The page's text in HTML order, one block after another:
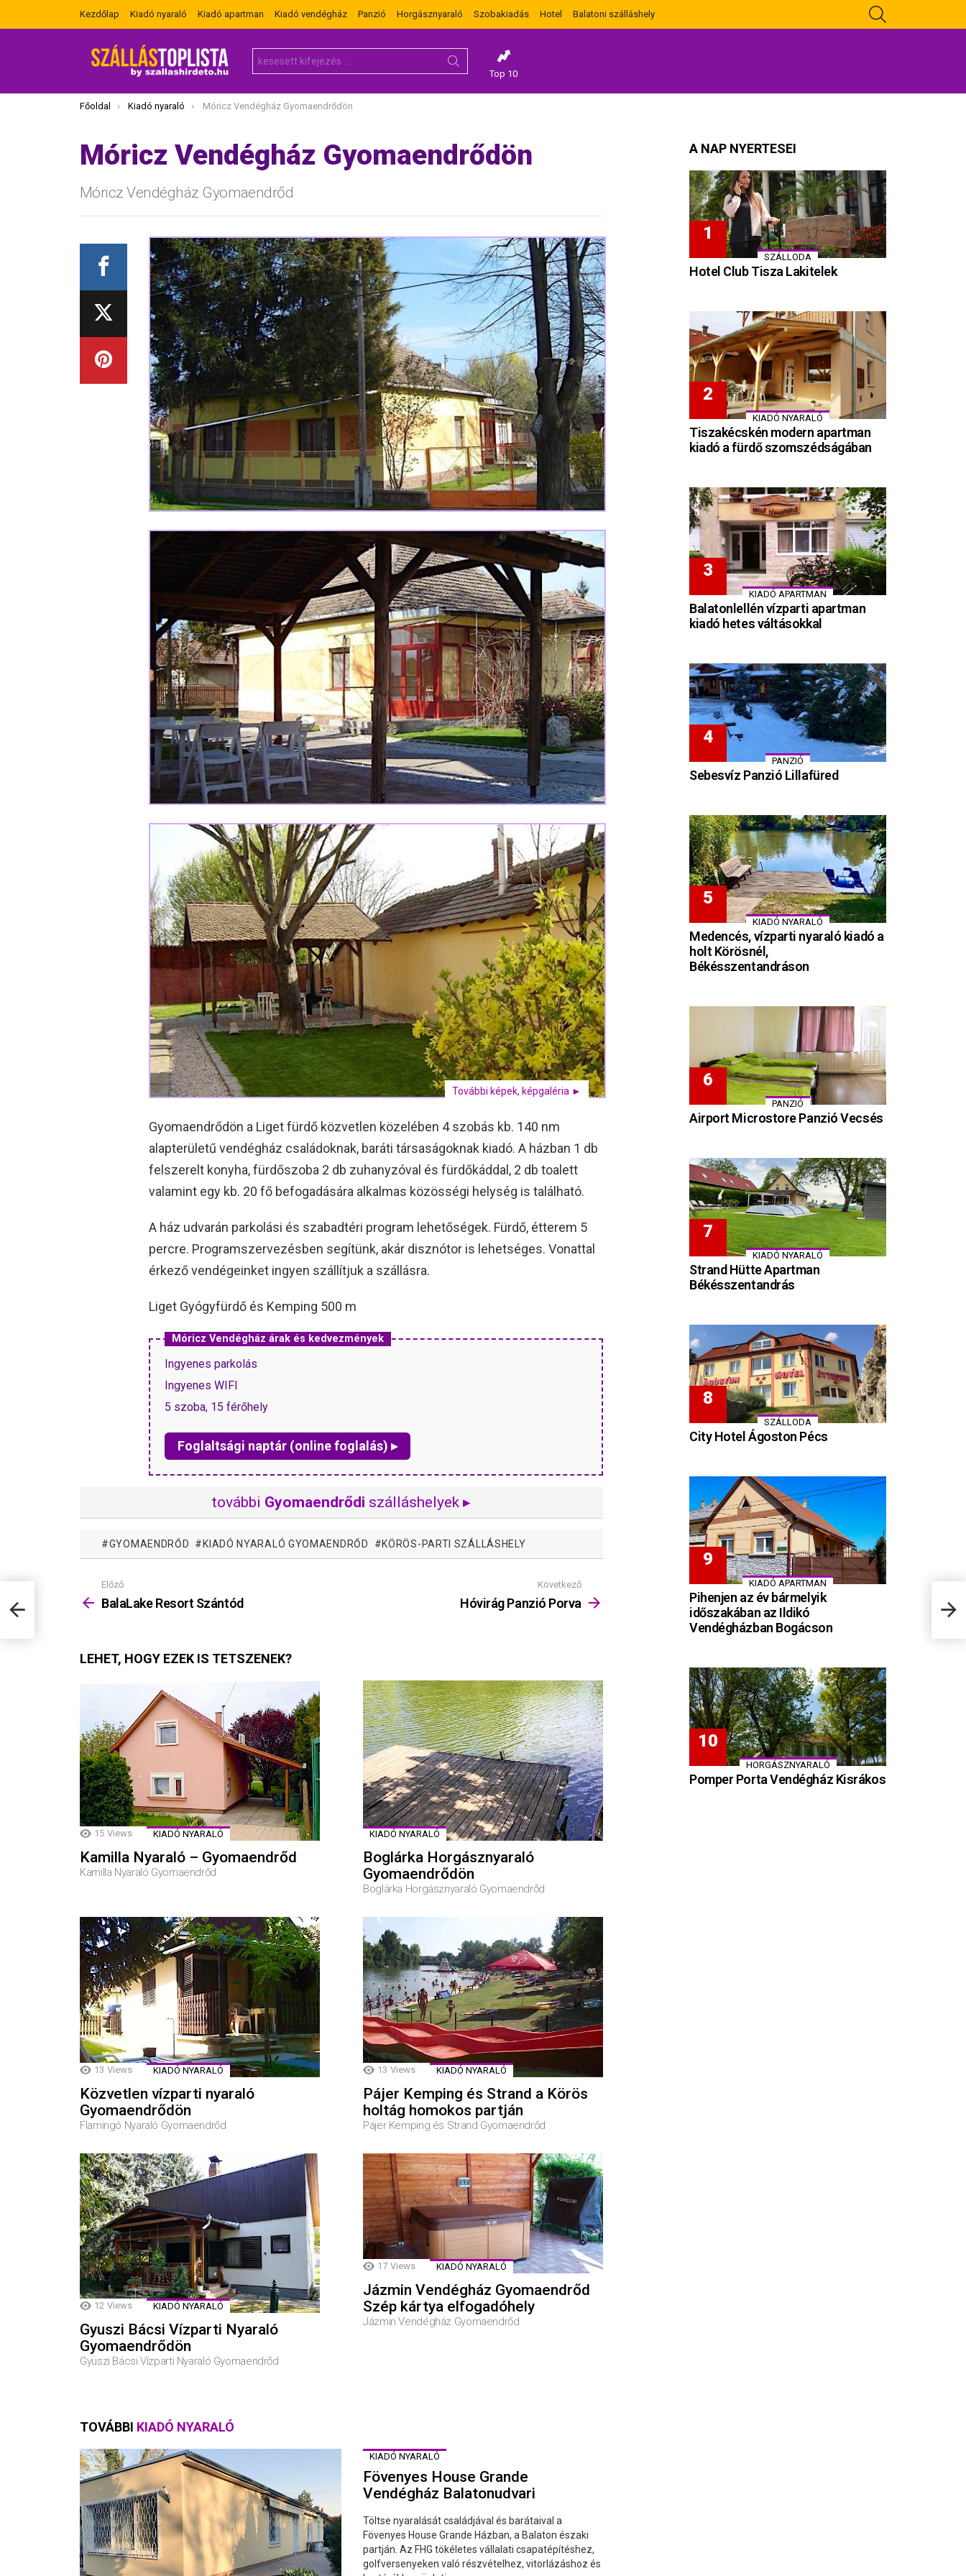
Kezdőlap Kiadó nyaraló Kiadó apartman Kiadó vendégház Panzió Horgásznyaraló Szobakiadás Hotel Balatoni szálláshely
for:
Top 10
Itt vagy most:
Főoldal Kiadó nyaraló Móricz Vendégház Gyomaendrődön
Móricz Vendégház Gyomaendrődön
Móricz Vendégház Gyomaendrőd
További képek, képgaléria ►
Gyomaendrődön a Liget fürdő közvetlen közelében 4 szobás kb. 140 nm
alapterületű vendégház családoknak, baráti társaságoknak kiadó. A házban 1 db
felszerelt konyha, fürdőszoba 2 db zuhanyzóval és fürdőkáddal, 2 db toalett
valamint egy kb. 20 fő befogadására alkalmas közösségi helység is található.
A ház udvarán parkolási és szabadtéri program lehetőségek. Fürdő, étterem 5
percre. Programszervezésben segítünk, akár disznótor is lehetséges. Vonattal
érkező vendégeinket ingyen szállítjuk a szállásra.
Liget Gyógyfürdő és Kemping 500 m
Móricz Vendégház árak és kedvezmények
Ingyenes parkolás
Ingyenes WIFI
5 szoba, 15 férőhely
Foglaltsági naptár (online foglalás) ▸
további Gyomaendrődi szálláshelyek ▸
GYOMAENDRŐD KIADÓ NYARALÓ GYOMAENDRŐD KÖRÖS-PARTI SZÁLLÁSHELY
Mutass
többet
Előző
BalaLake Resort Szántód
Következő
Hóvirág Panzió Porva
LEHET, HOGY EZEK IS TETSZENEK?
15 Views KIADÓ NYARALÓ
Kamilla Nyaraló – Gyomaendrőd
Kamilla Nyaraló Gyomaendrőd
KIADÓ NYARALÓ
Boglárka Horgásznyaraló
Gyomaendrődön
Boglárka Horgásznyaraló Gyomaendrőd
13 Views KIADÓ NYARALÓ
Közvetlen vízparti nyaraló
Gyomaendrődön
Flamingó Nyaraló Gyomaendrőd
13 Views KIADÓ NYARALÓ
Pájer Kemping és Strand a Körös
holtág homokos partján
Pájer Kemping és Strand Gyomaendrőd
12 Views KIADÓ NYARALÓ
Gyuszi Bácsi Vízparti Nyaraló
Gyomaendrődön
Gyuszi Bácsi Vízparti Nyaraló Gyomaendrőd
17 Views KIADÓ NYARALÓ
Jázmin Vendégház Gyomaendrőd
Szép kártya elfogadóhely
Jázmin Vendégház Gyomaendrőd
TOVÁBBI KIADÓ NYARALÓ
KIADÓ NYARALÓ
Fövenyes House Grande
Vendégház Balatonudvari
Töltse nyaralását családjával és barátaival a
Fövenyes House Grande Házban, a Balaton északi
partján. Az FHG tökéletes vállalati csapatépítéshez,
golfversenyeken való részvételhez, vitorlázáshoz és
A NAP NYERTESEI
SZÁLLODA
Hotel Club Tisza Lakitelek
KIADÓ NYARALÓ
Tiszakécskén modern apartman
kiadó a fürdő szomszédságában
KIADÓ APARTMAN
Balatonlellén vízparti apartman
kiadó hetes váltásokkal
PANZIÓ
Sebesvíz Panzió Lillafüred
KIADÓ NYARALÓ
Medencés, vízparti nyaraló kiadó a
holt Körösnél,
Békésszentandráson
PANZIÓ
Airport Microstore Panzió Vecsés
KIADÓ NYARALÓ
Strand Hütte Apartman
Békésszentandrás
SZÁLLODA
City Hotel Ágoston Pécs
KIADÓ APARTMAN
Pihenjen az év bármelyik
időszakában az Ildikó
Vendégházban Bogácson
HORGÁSZNYARALÓ
Pomper Porta Vendégház Kisrákos